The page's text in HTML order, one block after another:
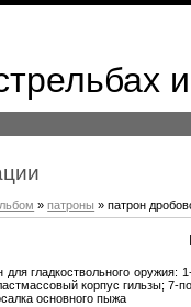
»патроны » патрон
для гладкоствольного оружия:
корпус гильзы; 7-
основного пыжа